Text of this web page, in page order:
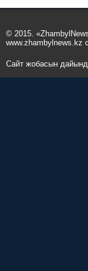
© 2015.
www.zhambylnews.kz
Сайт жобасын